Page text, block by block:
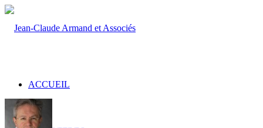
ACCUEIL